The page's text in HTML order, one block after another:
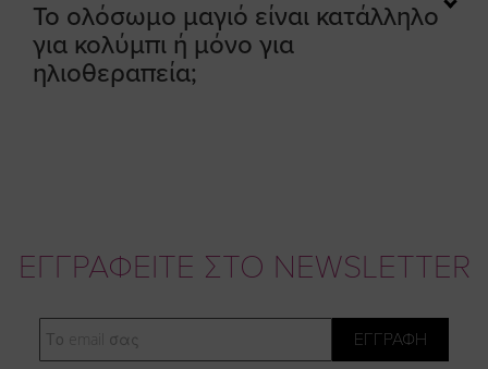
Το ολόσωμο μαγιό είναι κατάλληλο
για κολύμπι ή μόνο για
ηλιοθεραπεία;
ΕΓΓΡΑΦΕΙΤΕ ΣΤΟ NEWSLETTER
Email
ΕΓΓΡΑΦΗ